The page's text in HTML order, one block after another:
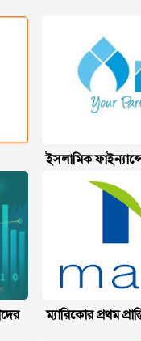
ইসলামিক
ম্যারিকোর প্রথম